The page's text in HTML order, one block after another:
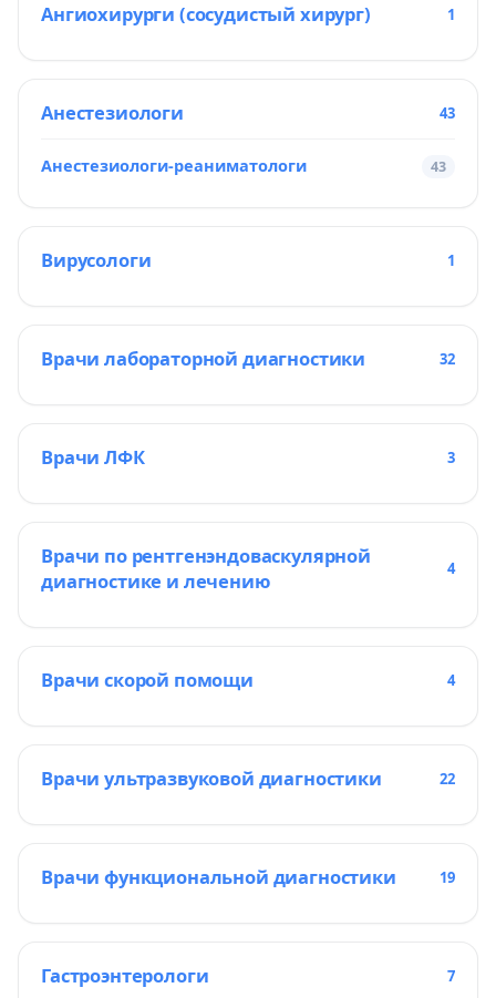
Ангиохирурги (сосудистый хирург) 1
Анестезиологи 43
Анестезиологи-реаниматологи 43
Вирусологи 1
Врачи лабораторной диагностики 32
Врачи ЛФК 3
Врачи по рентгенэндоваскулярной
диагностике и лечению
4
Врачи скорой помощи 4
Врачи ультразвуковой диагностики 22
Врачи функциональной диагностики 19
Гастроэнтерологи 7